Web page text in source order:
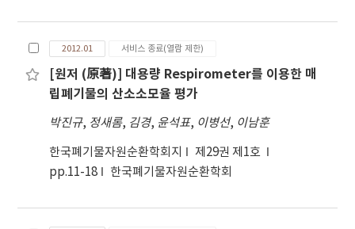
2012.01 서비스 종료(열람 제한)
[원저 (原著)] 대용량 Respirometer를 이용한 매
립폐기물의 산소소모율 평가
박진규, 정새롬, 김경, 윤석표, 이병선, 이남훈
한국폐기물자원순환학회지
제29권 제1호
pp.11-18
한국폐기물자원순환학회